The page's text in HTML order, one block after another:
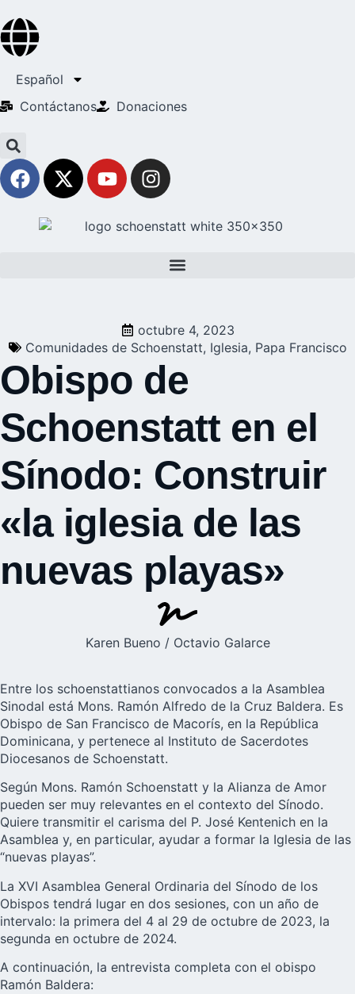
Español
Contáctanos
Donaciones
octubre 4, 2023
Comunidades de Schoenstatt, Iglesia, Papa Francisco
Obispo de
Schoenstatt en el
Sínodo: Construir
«la iglesia de las
nuevas playas»
Karen Bueno / Octavio Galarce
Entre los schoenstattianos convocados a la Asamblea
Sinodal está Mons. Ramón Alfredo de la Cruz Baldera. Es
Obispo de San Francisco de Macorís, en la República
Dominicana, y pertenece al Instituto de Sacerdotes
Diocesanos de Schoenstatt.
Según Mons. Ramón Schoenstatt y la Alianza de Amor
pueden ser muy relevantes en el contexto del Sínodo.
Quiere transmitir el carisma del P. José Kentenich en la
Asamblea y, en particular, ayudar a formar la Iglesia de las
“nuevas playas”.
La XVI Asamblea General Ordinaria del Sínodo de los
Obispos tendrá lugar en dos sesiones, con un año de
intervalo: la primera del 4 al 29 de octubre de 2023, la
segunda en octubre de 2024.
A continuación, la entrevista completa con el obispo
Ramón Baldera: